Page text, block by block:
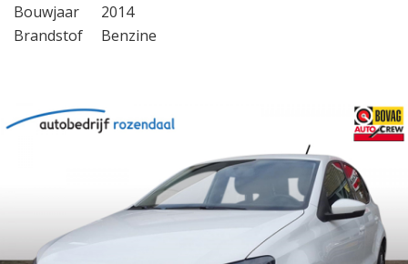
Bouwjaar
2014
Brandstof
Benzine